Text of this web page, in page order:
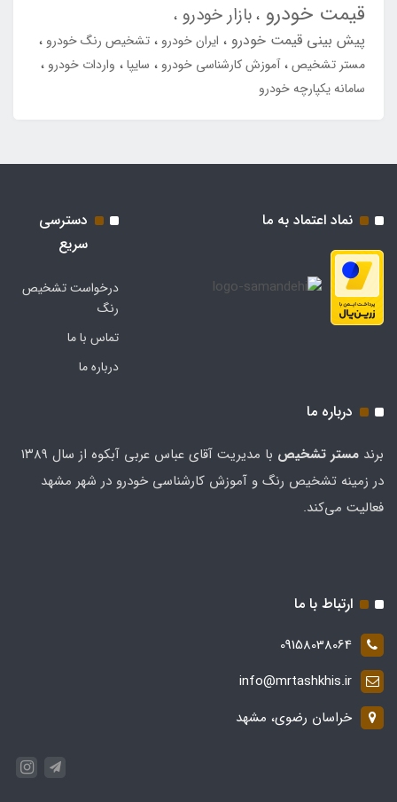
قیمت خودرو بازار خودرو
پیش بینی قیمت خودرو ایران خودرو
تشخیص رنگ خودرو
مستر تشخیص آموزش کارشناسی خودرو سایپا
واردات خودرو
سامانه یکپارچه خودرو
نماد اعتماد به ما
دسترسی
سریع
درخواست تشخیص
رنگ
تماس با ما
درباره ما
درباره ما
برند مستر تشخيص
با مدیریت آقای عباس عربی آبکوه از سال ۱۳۸۹
در زمینه تشخیص رنگ و آموزش کارشناسی خودرو در شهر مشهد
فعالیت می‌کند.
ارتباط با ما
09158038064
info@mrtashkhis.ir
خراسان رضوی، مشهد